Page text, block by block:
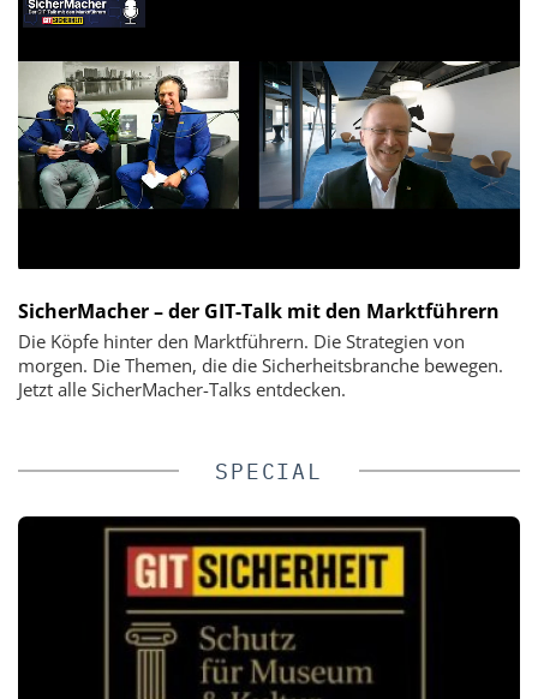
SicherMacher – der GIT-Talk mit den Marktführern
Die Köpfe hinter den Marktführern. Die Strategien von
morgen. Die Themen, die die Sicherheitsbranche bewegen.
Jetzt alle SicherMacher-Talks entdecken.
SPECIAL